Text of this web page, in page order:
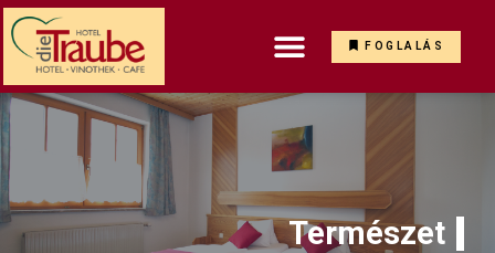
FOGLALÁS
Természet